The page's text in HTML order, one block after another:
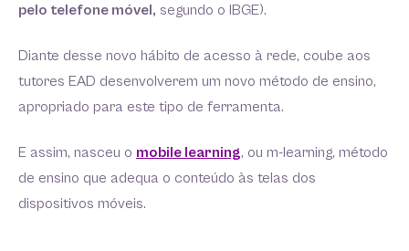
pelo telefone móvel, segundo o IBGE).
Diante desse novo hábito de acesso à rede, coube aos
tutores EAD desenvolverem um novo método de ensino,
apropriado para este tipo de ferramenta.
E assim, nasceu o mobile learning, ou m-learning, método
de ensino que adequa o conteúdo às telas dos
dispositivos móveis.